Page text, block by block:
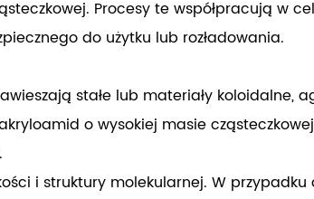
Procesy te współpracują w
do użytku lub rozładowania.
stałe lub materiały koloidalne,
o wysokiej masie
i struktury molekularnej. W